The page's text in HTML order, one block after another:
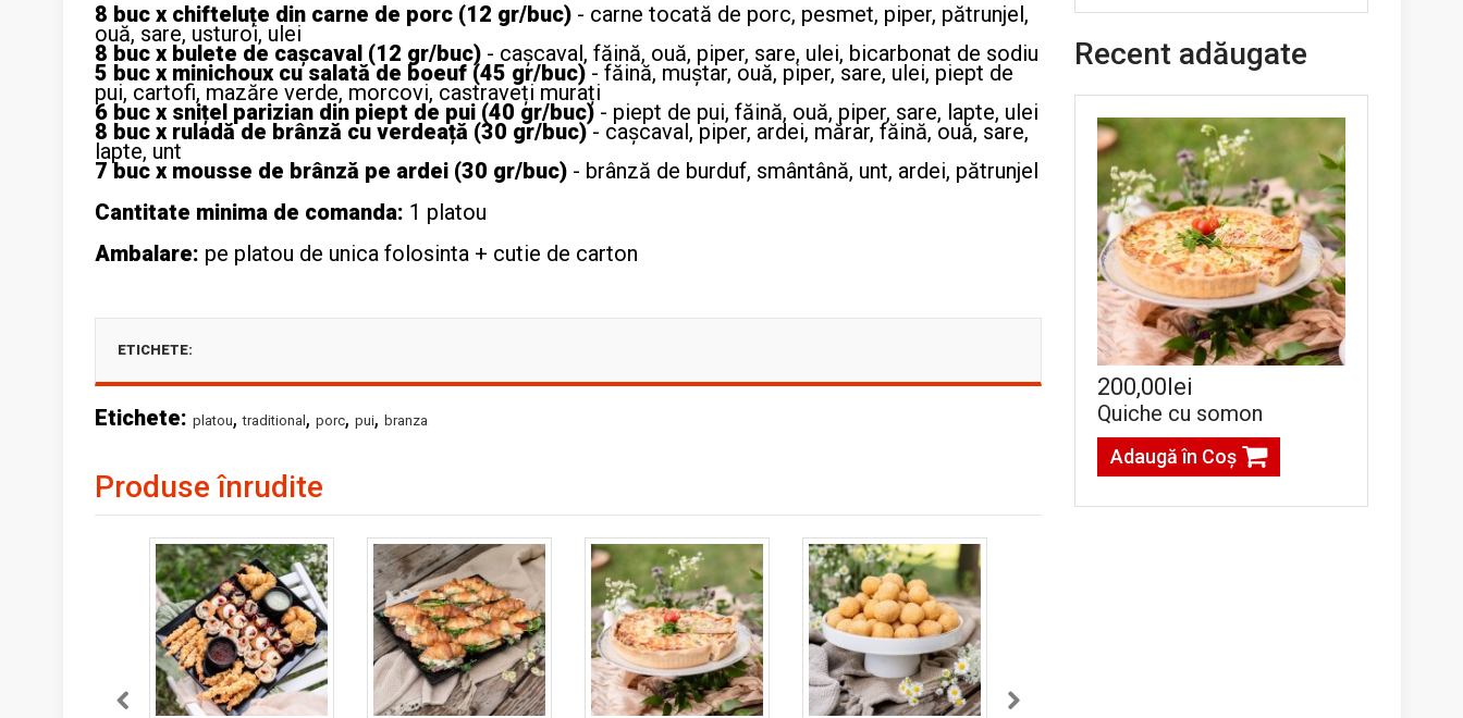
8 buc x chifteluțe din carne de porc (12 gr/buc) - carne tocată de porc, pesmet, piper, pătrunjel,
ouă, sare, usturoi, ulei
8 buc x bulete de cașcaval (12 gr/buc) - cașcaval, făină, ouă, piper, sare, ulei, bicarbonat de sodiu
5 buc x minichoux cu salată de boeuf (45 gr/buc) - făină, muștar, ouă, piper, sare, ulei, piept de
pui, cartofi, mazăre verde, morcovi, castraveți murați
6 buc x snițel parizian din piept de pui (40 gr/buc) - piept de pui, făină, ouă, piper, sare, lapte, ulei
8 buc x ruladă de brânză cu verdeață (30 gr/buc)- cașcaval, piper, ardei, mărar, făină, ouă, sare,
lapte, unt
7 buc x mousse de brânză pe ardei (30 gr/buc) - brânză de burduf, smântână, unt, ardei, pătrunjel
Cantitate minima de comanda: 1 platou
Ambalare: pe platou de unica folosinta + cutie de carton
ETICHETE:
Etichete: platou,traditional , porc, pui, branza
Produse înrudite
Recent adăugate
200,00lei
Quiche cu somon
Adaugă în Coş